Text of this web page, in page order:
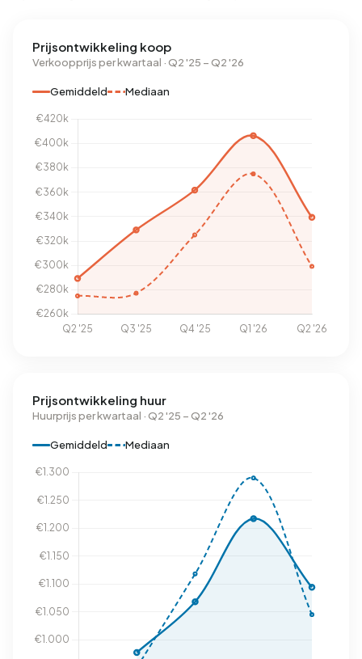
Prijsontwikkeling koop
Verkoopprijs per kwartaal · Q2 '25 – Q2 '26
Gemiddeld Mediaan
Prijsontwikkeling huur
Huurprijs per kwartaal · Q2 '25 – Q2 '26
Gemiddeld Mediaan